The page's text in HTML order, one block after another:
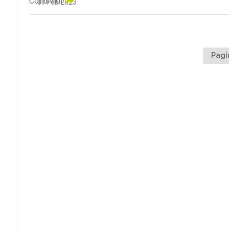
07 Feb 2023